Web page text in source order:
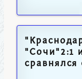
"Сочи"2:1